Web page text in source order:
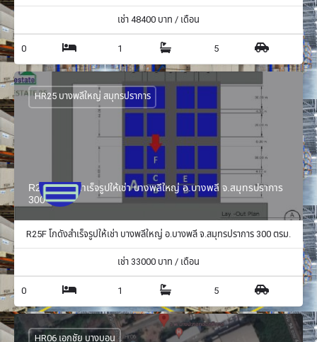
เช่า48400 บาท / เดือน
0 1 5
R25F โกดังสำเร็จรูปให้เช่า บางพลีใหญ่ อ.บางพลี จ.สมุทรปราการ
300 ตรม.
HR25 บางพลีใหญ่ สมุทรปราการ
R25F โกดังสำเร็จรูปให้เช่า บางพลีใหญ่ อ.บางพลี จ.สมุทรปราการ 300 ตรม.
เช่า 33000 บาท / เดือน
0 1 5
HR06 เอกชัย บางบอน